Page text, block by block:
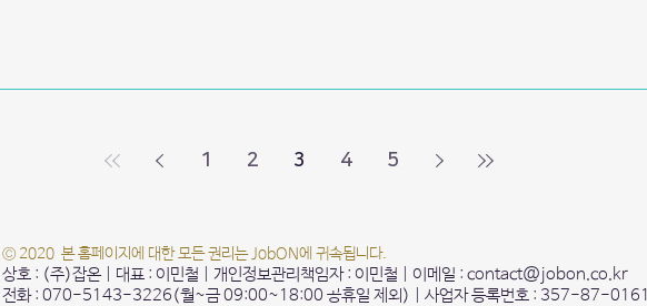
1 2 3 4 5
© 2020 본 홈페이지에 대한 모든 권리는 JobON에 귀속됩니다.
상호 : (주)잡온 | 대표 : 이민철 | 개인정보관리책임자 : 이민철 | 이메일 : contact@jobon.co.kr
전화 : 070-5143-3226(월~금 09:00~18:00 공휴일 제외) | 사업자 등록번호 : 357-87-